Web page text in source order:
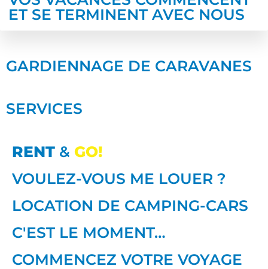
ET SE TERMINENT AVEC NOUS
GARDIENNAGE DE CARAVANES
SERVICES
RENT & GO!
VOULEZ-VOUS ME LOUER ?
LOCATION DE CAMPING-CARS
C'EST LE MOMENT…
COMMENCEZ VOTRE VOYAGE